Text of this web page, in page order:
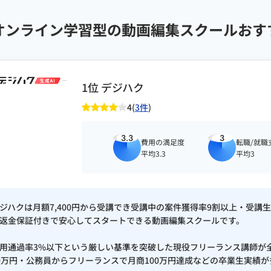
ンライン学習型の動画編集スクールお
1位 デジハク
4(3件)
3.3
費用の満足度
平均3.3
3
転職/就職
平均3
ハクは月額7,400円から受講でき受講中の案件獲得率9割以上・受講
金保証付きで安心してスタートできる動画編集スクールです。
通過率3%以下という厳しい基準を突破した現役フリーランス講師
円・公務員からフリーランスで月商100万円達成などの卒業生実績